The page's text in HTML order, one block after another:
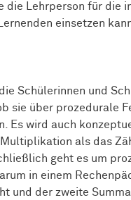
die Lehrperson für die
einsetzen
Schülerinnen und
sie über prozedurale
Es wird auch
als das
geht es um
in einem
und der zweite